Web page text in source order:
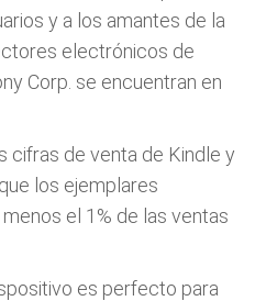
y a los amantes de la
electrónicos de
Corp. se encuentran en
cifras de venta de Kindle y
los ejemplares
el 1% de las ventas
es perfecto para